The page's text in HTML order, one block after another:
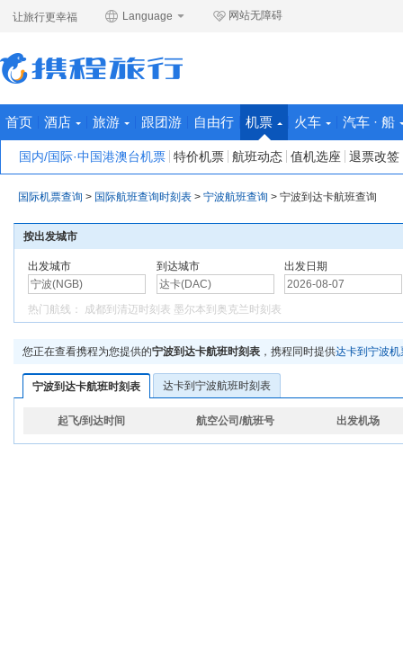
让旅行更幸福 Language 网站无障碍
首页 酒店 旅游 跟团游 自由行 机票
国内/国际·中国港澳台机票 特价机票 航班动态 值机选座 退票改签
火车 汽车 · 船
国际机票查询 > 国际航班查询时刻表 > 宁波航班查询 > 宁波到达卡航班查询
按出发城市
出发城市 到达城市 出发日期
热门航线： 成都到清迈时刻表 墨尔本到奥克兰时刻表
您正在查看携程为您提供的宁波到达卡航班时刻表 ，携程同时提供达卡到宁波机
宁波到达卡航班时刻表 达卡到宁波航班时刻表
起飞/到达时间 航空公司/航班号 出发机场